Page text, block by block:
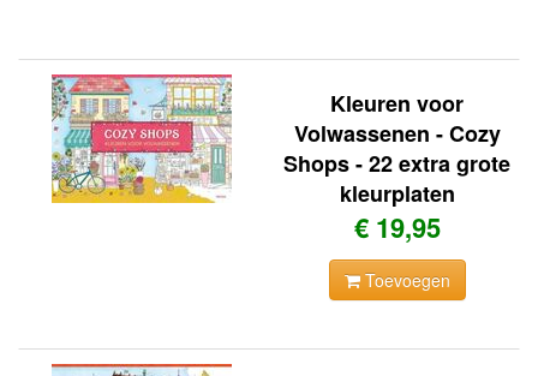
Kleuren voor
Volwassenen - Cozy
Shops - 22 extra grote
kleurplaten
€ 19,95
Toevoegen